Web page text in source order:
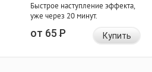
Быстрое наступление эффекта,
уже через 20 минут.
от 65Р Купить